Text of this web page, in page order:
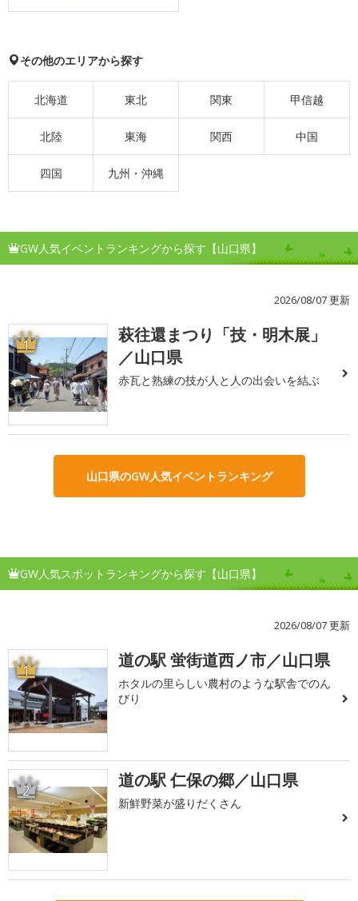
その他のエリアから探す
北海道 東北 関東 甲信越
北陸 東海 関西 中国
四国 九州・沖縄
GW人気イベントランキングから探す【山口県】
2026/08/07 更新
1
萩往還まつり「技・明木展」
／山口県
赤瓦と熟練の技が人と人の出会いを結ぶ
山口県のGW人気イベントランキング
GW人気スポットランキングから探す【山口県】
2026/08/07 更新
1 道の駅 蛍街道西ノ市／山口県
ホタルの里らしい農村のような駅舎でのん
びり
2 道の駅 仁保の郷／山口県
新鮮野菜が盛りだくさん